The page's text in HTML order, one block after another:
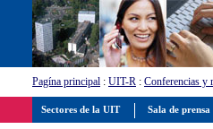
Pagína principal : UIT-R : Conferencias y
Sectores de la UIT Sala de prensa